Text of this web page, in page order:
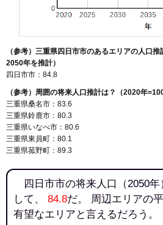
（参考）三重県四日市市のあるエリアの人口
2050年を推計）
四日市市：84.8
（参考）周囲の将来人口推計は？（2020年
三重県桑名市：83.6
三重県鈴鹿市：80.3
三重県いなべ市：80.6
三重県東員町：80.1
三重県菰野町：89.3
四日市市の将来人口（2050年
して、 84.8だ。 周辺エリアの
有望なエリアと言えるだろう。